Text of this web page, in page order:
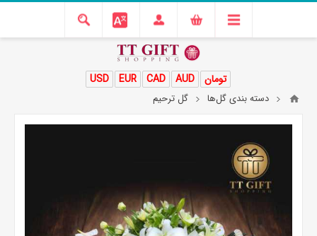
USD EUR CAD AUD تومان
دسته بندی گل‌ها گل ترحیم